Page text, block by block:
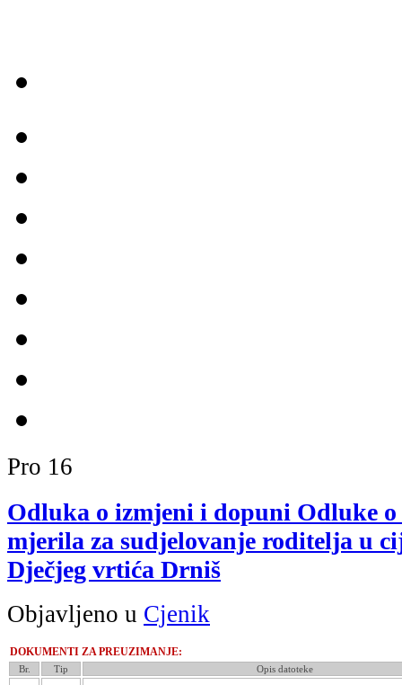
Pro 16
Odluka o izmjeni i dopuni Odluke
mjerila za sudjelovanje roditelja u
Dječjeg vrtića Drniš
Objavljeno u Cjenik
DOKUMENTI ZA PREUZIMANJE:
Br. Tip Opis datoteke